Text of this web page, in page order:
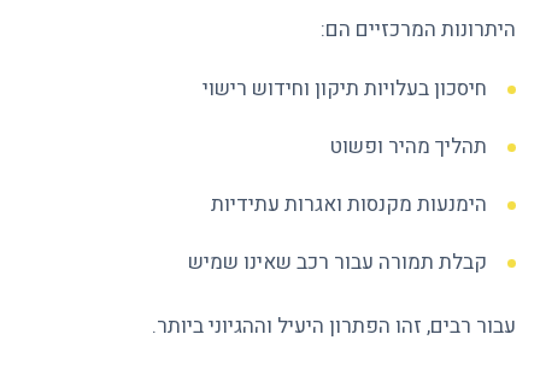
היתרונות המרכזיים הם:
חיסכון בעלויות תיקון וחידוש רישוי
תהליך מהיר ופשוט
הימנעות מקנסות ואגרות עתידיות
קבלת תמורה עבור רכב שאינו שמיש
עבור רבים, זהו הפתרון היעיל וההגיוני ביותר.